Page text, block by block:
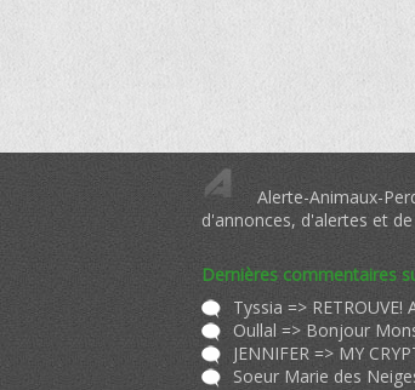
Alerte-Animaux-
d'annonces, d'alertes et
Dernières commentaires